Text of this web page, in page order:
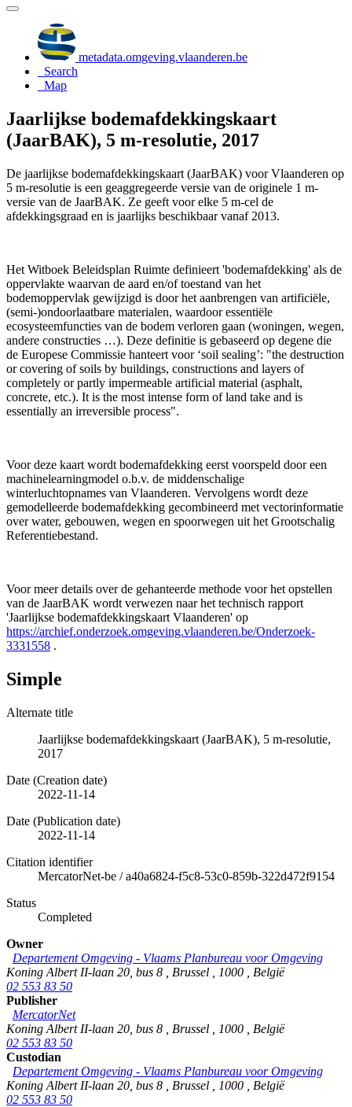
metadata.omgeving.vlaanderen.be
Search
Map
Jaarlijkse bodemafdekkingskaart
(JaarBAK), 5 m-resolutie, 2017
De jaarlijkse bodemafdekkingskaart (JaarBAK) voor Vlaanderen op
5 m-resolutie is een geaggregeerde versie van de originele 1 m-
versie van de JaarBAK. Ze geeft voor elke 5 m-cel de
afdekkingsgraad en is jaarlijks beschikbaar vanaf 2013.
Het Witboek Beleidsplan Ruimte definieert 'bodemafdekking' als de
oppervlakte waarvan de aard en/of toestand van het
bodemoppervlak gewijzigd is door het aanbrengen van artificiële,
(semi-)ondoorlaatbare materialen, waardoor essentiële
ecosysteemfuncties van de bodem verloren gaan (woningen, wegen,
andere constructies …). Deze definitie is gebaseerd op degene die
de Europese Commissie hanteert voor ‘soil sealing’: "the destruction
or covering of soils by buildings, constructions and layers of
completely or partly impermeable artificial material (asphalt,
concrete, etc.). It is the most intense form of land take and is
essentially an irreversible process".
Voor deze kaart wordt bodemafdekking eerst voorspeld door een
machinelearningmodel o.b.v. de middenschalige
winterluchtopnames van Vlaanderen. Vervolgens wordt deze
gemodelleerde bodemafdekking gecombineerd met vectorinformatie
over water, gebouwen, wegen en spoorwegen uit het Grootschalig
Referentiebestand.
Voor meer details over de gehanteerde methode voor het opstellen
van de JaarBAK wordt verwezen naar het technisch rapport
'Jaarlijkse bodemafdekkingskaart Vlaanderen' op
https://archief.onderzoek.omgeving.vlaanderen.be/Onderzoek-
3331558 .
Simple
Alternate title
Jaarlijkse bodemafdekkingskaart (JaarBAK), 5 m-resolutie,
2017
Date (Creation date)
2022-11-14
Date (Publication date)
2022-11-14
Citation identifier
MercatorNet-be /a40a6824-f5c8-53c0-859b-322d472f9154
Status
Completed
Owner
Departement Omgeving - Vlaams Planbureau voor Omgeving
Koning Albert II-laan 20, bus 8
Brussel 1000
België
02 553 83 50
Publisher
MercatorNet
Koning Albert II-laan 20, bus 8
Brussel 1000
België
02 553 83 50
Custodian
Departement Omgeving - Vlaams Planbureau voor Omgeving
Koning Albert II-laan 20, bus 8
Brussel 1000
België
02 553 83 50